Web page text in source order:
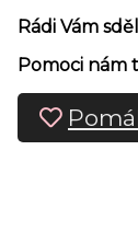
Rádi Vám
Pomoci nám